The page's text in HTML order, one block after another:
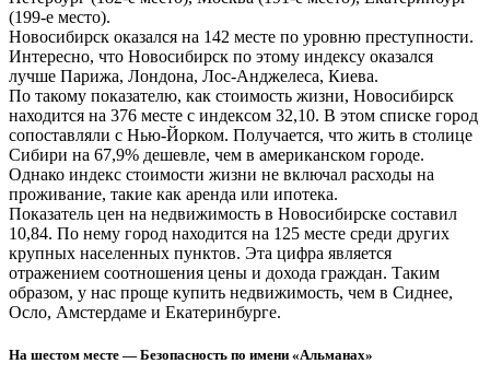
(199-е место).
Новосибирск оказался на 142 месте по уровню преступности.
Интересно, что Новосибирск по этому индексу оказался
лучше Парижа, Лондона, Лос-Анджелеса, Киева.
По такому показателю, как стоимость жизни, Новосибирск
находится на 376 месте с индексом 32,10. В этом списке город
сопоставляли с Нью-Йорком. Получается, что жить в столице
Сибири на 67,9% дешевле, чем в американском городе.
Однако индекс стоимости жизни не включал расходы на
проживание, такие как аренда или ипотека.
Показатель цен на недвижимость в Новосибирске составил
10,84. По нему город находится на 125 месте среди других
крупных населенных пунктов. Эта цифра является
отражением соотношения цены и дохода граждан. Таким
образом, у нас проще купить недвижимость, чем в Сиднее,
Осло, Амстердаме и Екатеринбурге.
На шестом месте — Безопасность по имени «Альманах»